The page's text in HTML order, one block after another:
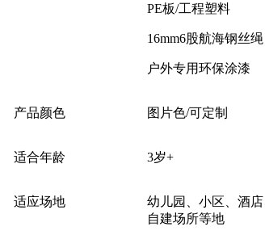
PE板/工程塑料
16mm6股航海钢丝绳
户外专用环保涂漆
产品颜色 图片色/可定制
适合年龄 3岁+
适应场地
幼儿园、小区、酒
自建场所等地